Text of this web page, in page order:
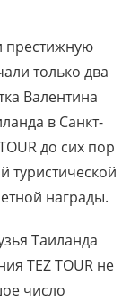
престижную
только два
Валентина
в Санкт-
до сих пор
туристической
награды.
Таиланда
TEZ TOUR не
число